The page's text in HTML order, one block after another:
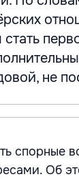
не
спорные
Об